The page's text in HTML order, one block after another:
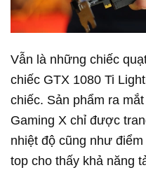
Vẫn là những chiếc
chiếc GTX 1080 Ti
chiếc. Sản phẩm ra
Gaming X chỉ được
nhiệt độ cũng như
top cho thấy khả năng